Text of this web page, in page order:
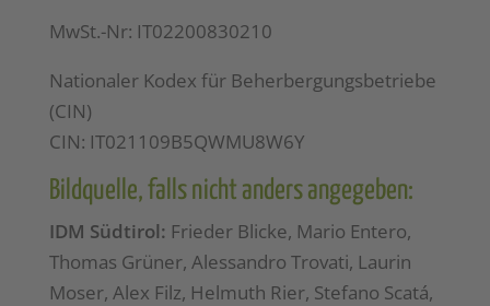
MwSt.-Nr: IT02200830210
Nationaler Kodex für Beherbergungsbetriebe
(CIN)
CIN: IT021109B5QWMU8W6Y
Bildquelle, falls nicht anders angegeben:
IDM Südtirol: Frieder Blicke, Mario Entero,
Thomas Grüner, Alessandro Trovati, Laurin
Moser, Alex Filz, Helmuth Rier, Stefano Scatá,